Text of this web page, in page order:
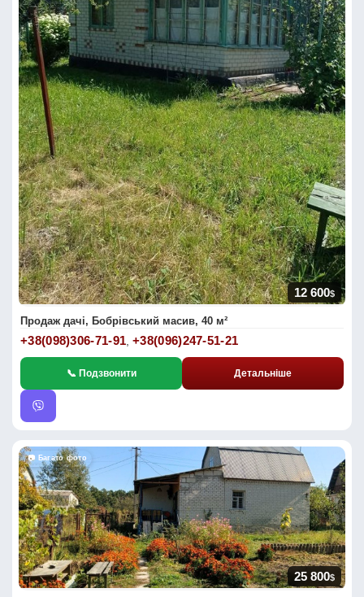
12 600$
Продаж дачі, Бобрівський масив, 40 м²
+38(098)306-71-91,+38(096)247-51-21
📞 Подзвонити Детальніше
📷 Багато фото
25 800$